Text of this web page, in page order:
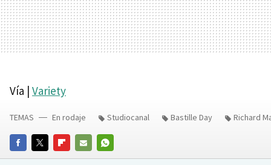
Vía | Variety
FACEBOOKTWITTERFLIPBOARD
E-
WHATSAPP
TEMAS En rodaje Studiocanal Bastille Day Richard